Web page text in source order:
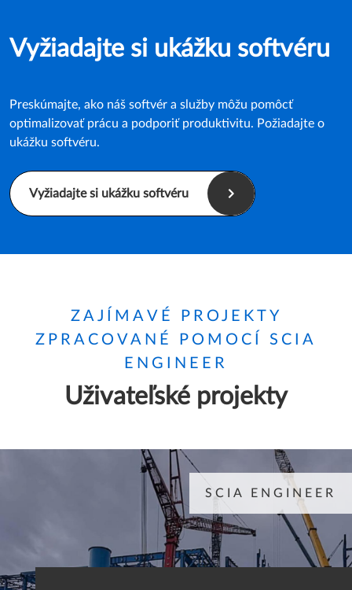
Vyžiadajte si ukážku softvéru
Preskúmajte, ako náš softvér a služby môžu pomôcť
optimalizovať prácu a podporiť produktivitu. Požiadajte o
ukážku softvéru.
Vyžiadajte si ukážku softvéru
ZAJÍMAVÉ PROJEKTY
ZPRACOVANÉ POMOCÍ SCIA
ENGINEER
Uživateľské projekty
SCIA ENGINEER